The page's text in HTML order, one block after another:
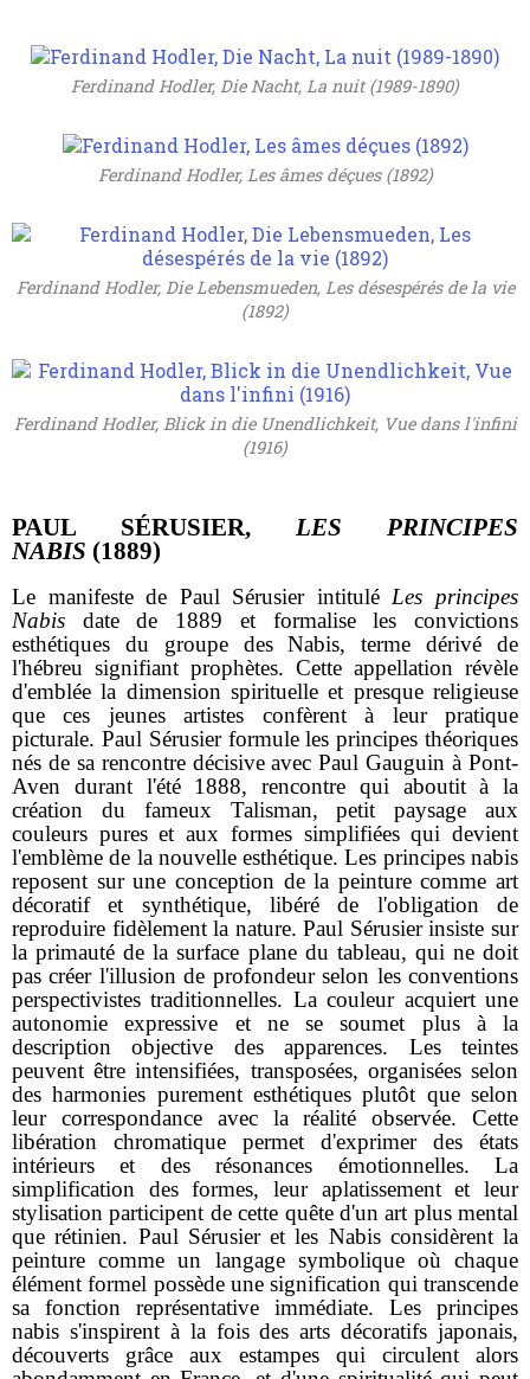
Ferdinand Hodler, Die Nacht, La nuit (1989-1890)
Ferdinand Hodler, Les âmes déçues (1892)
Ferdinand Hodler, Die Lebensmueden, Les désespérés de la vie
(1892)
Ferdinand Hodler, Blick in die Unendlichkeit, Vue dans l'infini
(1916)
PAUL SÉRUSIER, LES PRINCIPES
NABIS (1889)
Le manifeste de Paul Sérusier intitulé Les principes
Nabis date de 1889 et formalise les convictions
esthétiques du groupe des Nabis, terme dérivé de
l'hébreu signifiant prophètes. Cette appellation révèle
d'emblée la dimension spirituelle et presque religieuse
que ces jeunes artistes confèrent à leur pratique
picturale. Paul Sérusier formule les principes théoriques
nés de sa rencontre décisive avec Paul Gauguin à Pont-
Aven durant l'été 1888, rencontre qui aboutit à la
création du fameux Talisman, petit paysage aux
couleurs pures et aux formes simplifiées qui devient
l'emblème de la nouvelle esthétique. Les principes nabis
reposent sur une conception de la peinture comme art
décoratif et synthétique, libéré de l'obligation de
reproduire fidèlement la nature. Paul Sérusier insiste sur
la primauté de la surface plane du tableau, qui ne doit
pas créer l'illusion de profondeur selon les conventions
perspectivistes traditionnelles. La couleur acquiert une
autonomie expressive et ne se soumet plus à la
description objective des apparences. Les teintes
peuvent être intensifiées, transposées, organisées selon
des harmonies purement esthétiques plutôt que selon
leur correspondance avec la réalité observée. Cette
libération chromatique permet d'exprimer des états
intérieurs et des résonances émotionnelles. La
simplification des formes, leur aplatissement et leur
stylisation participent de cette quête d'un art plus mental
que rétinien. Paul Sérusier et les Nabis considèrent la
peinture comme un langage symbolique où chaque
élément formel possède une signification qui transcende
sa fonction représentative immédiate. Les principes
nabis s'inspirent à la fois des arts décoratifs japonais,
découverts grâce aux estampes qui circulent alors